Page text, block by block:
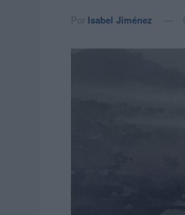
Por Isabel Jiménez